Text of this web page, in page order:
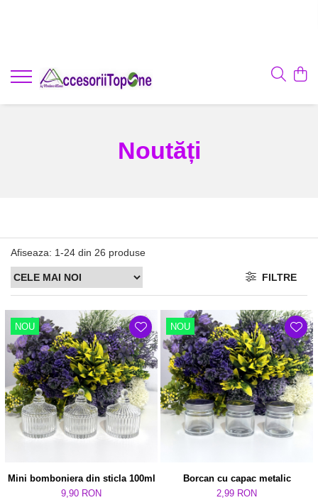
Noutăți
Afiseaza: 1-24 din 26 produse
FILTRE
NOU
Mini bomboniera din sticla 100ml
9,90 RON
NOU
Borcan cu capac metalic
2,99 RON